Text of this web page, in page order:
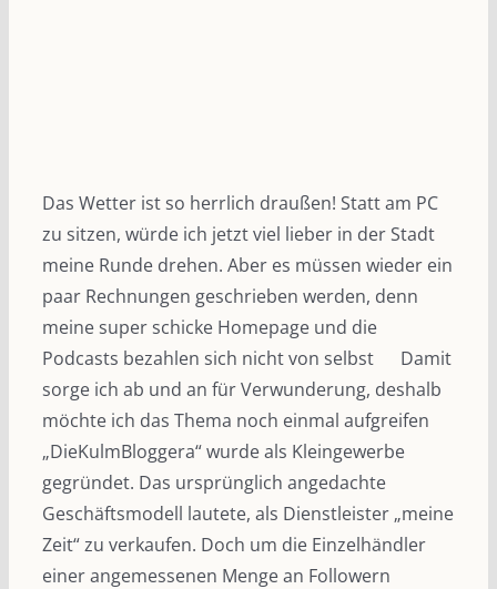
Das Wetter ist so herrlich draußen! Statt am PC
zu sitzen, würde ich jetzt viel lieber in der Stadt
meine Runde drehen. Aber es müssen wieder ein
paar Rechnungen geschrieben werden, denn
meine super schicke Homepage und die
Podcasts bezahlen sich nicht von selbst
Damit
sorge ich ab und an für Verwunderung, deshalb
möchte ich das Thema noch einmal aufgreifen
„DieKulmBloggera“ wurde als Kleingewerbe
gegründet. Das ursprünglich angedachte
Geschäftsmodell lautete, als Dienstleister „meine
Zeit“ zu verkaufen. Doch um die Einzelhändler
einer angemessenen Menge an Followern